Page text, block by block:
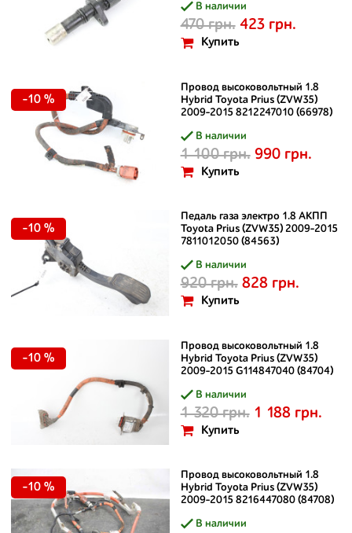
В наличии
470 грн. 423 грн.
Купить
Провод высоковольтный 1.8
Hybrid Toyota Prius (ZVW35)
2009-2015 8212247010 (66978)
В наличии
1 100 грн. 990 грн.
Купить
-10 %
Педаль газа электро 1.8 АКПП
Toyota Prius (ZVW35) 2009-2015
7811012050 (84563)
В наличии
920 грн. 828 грн.
Купить
-10 %
Провод высоковольтный 1.8
Hybrid Toyota Prius (ZVW35)
2009-2015 G114847040 (84704)
В наличии
1 320 грн. 1 188 грн.
Купить
-10 %
Провод высоковольтный 1.8
Hybrid Toyota Prius (ZVW35)
2009-2015 8216447080 (84708)
В наличии
-10 %